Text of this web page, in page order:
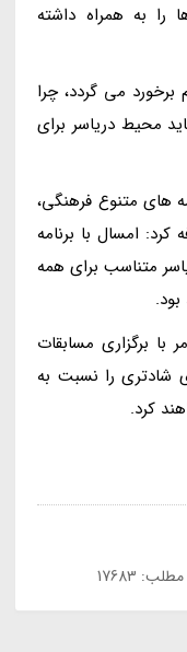
را به همراه داشته
برخورد می گردد، چرا
محیط دریاسر برای
های متنوع فرهنگی،
امسال با برنامه
متناسب برای همه
با برگزاری مسابقات
شادتری را نسبت به
کرد.
17683